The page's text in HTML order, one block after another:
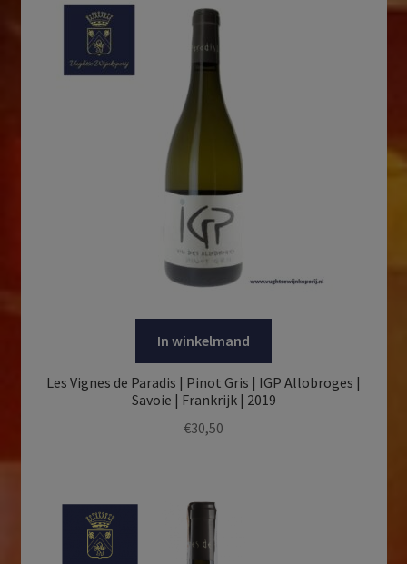
In winkelmand
Les Vignes de Paradis | Pinot Gris | IGP Allobroges |
Savoie | Frankrijk | 2019
€30,50